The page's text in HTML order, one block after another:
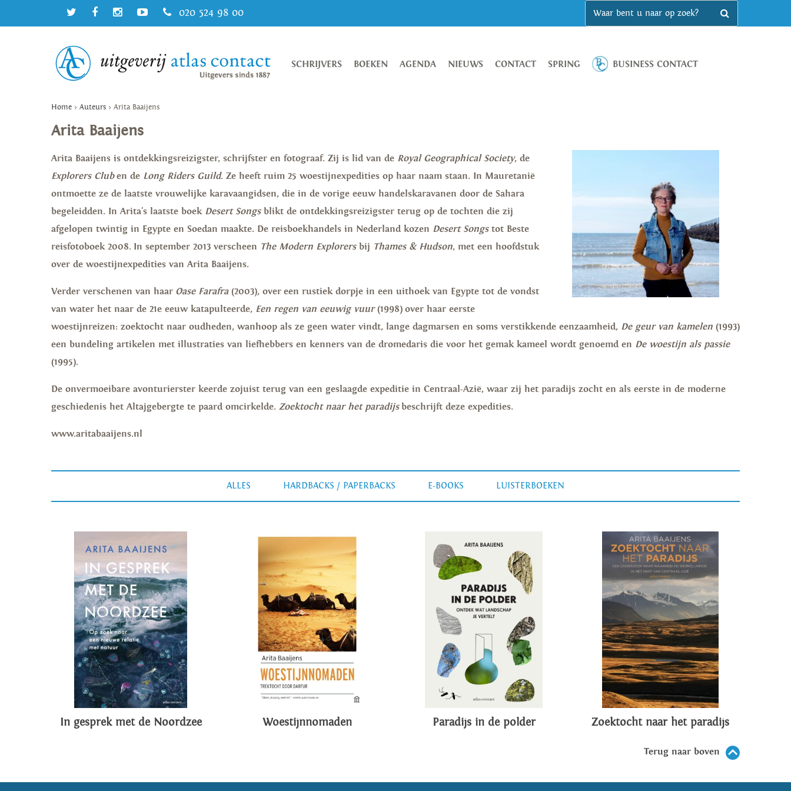
020 524 98 00
SCHRIJVERS BOEKEN AGENDA NIEUWS CONTACT SPRING BUSINESS CONTACT
Home > Auteurs > Arita Baaijens
Arita Baaijens
Arita Baaijens is ontdekkingsreizigster, schrijfster en fotograaf. Zij is lid van de Royal Geographical Society, de
Explorers Cluben de Long Riders Guild. Ze heeft ruim 25 woestijnexpedities op haar naam staan. In Mauretanië
ontmoette ze de laatste vrouwelijke karavaangidsen, die in de vorige eeuw handelskaravanen door de Sahara
begeleidden. In Arita's laatste boek Desert Songsblikt de ontdekkingsreizigster terug op de tochten die zij
afgelopen twintig in Egypte en Soedan maakte. De reisboekhandels in Nederland kozen Desert Songstot Beste
reisfotoboek 2008. In september 2013 verscheen The Modern Explorersbij Thames & Hudson, met een hoofdstuk
over de woestijnexpedities van Arita Baaijens.
Verder verschenen van haar Oase Farafra(2003), over een rustiek dorpje in een uithoek van Egypte tot de vondst
van water het naar de 21e eeuw katapulteerde, Een regen van eeuwig vuur(1998) over haar eerste
woestijnreizen: zoektocht naar oudheden, wanhoop als ze geen water vindt, lange dagmarsen en soms verstikkende eenzaamheid, De geur van kamelen (1993)
een bundeling artikelen met illustraties van liefhebbers en kenners van de dromedaris die voor het gemak kameel wordt genoemd en De woestijn als passie
(1995).
De onvermoeibare avonturierster keerde zojuist terug van een geslaagde expeditie in Centraal-Azië, waar zij het paradijs zocht en als eerste in de moderne
geschiedenis het Altajgebergte te paard omcirkelde. Zoektocht naar het paradijsbeschrijft deze expedities.
www.aritabaaijens.nl
ALLES HARDBACKS / PAPERBACKS E-BOOKS LUISTERBOEKEN
In gesprek met de Noordzee Woestijnnomaden Paradijs in de polder Zoektocht naar het paradijs
Terug naar boven